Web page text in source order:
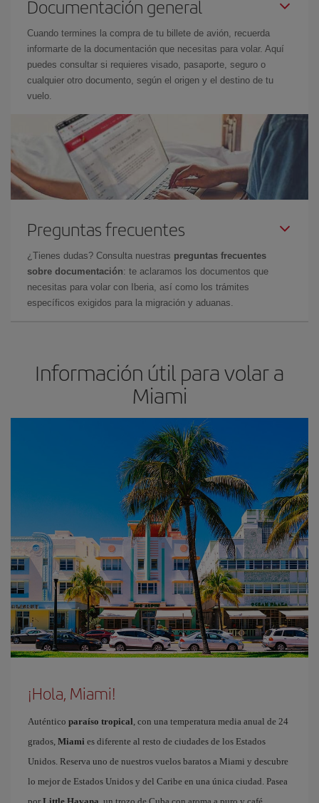
Documentación general
Cuando termines la compra de tu billete de avión, recuerda
informarte de la documentación que necesitas para volar. Aquí
puedes consultar si requieres visado, pasaporte, seguro o
cualquier otro documento, según el origen y el destino de tu
vuelo.
Preguntas frecuentes
¿Tienes dudas? Consulta nuestras preguntas frecuentes
sobre documentación: te aclaramos los documentos que
necesitas para volar con Iberia, así como los trámites
específicos exigidos para la migración y aduanas.
Información útil para volar a
Miami
¡Hola, Miami!
Auténtico paraíso tropical, con una temperatura media anual de 24
grados, Miami es diferente al resto de ciudades de los Estados
Unidos. Reserva uno de nuestros vuelos baratos a Miami y descubre
lo mejor de Estados Unidos y del Caribe en una única ciudad. Pasea